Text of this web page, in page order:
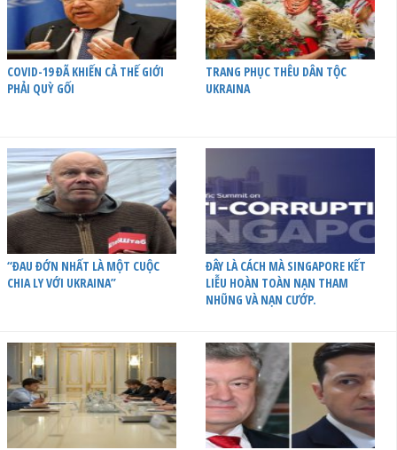
COVID-19 ĐÃ KHIẾN CẢ THẾ GIỚI
PHẢI QUỲ GỐI
TRANG PHỤC THÊU DÂN TỘC
UKRAINA
“ĐAU ĐỚN NHẤT LÀ MỘT CUỘC
CHIA LY VỚI UKRAINA”
ĐÂY LÀ CÁCH MÀ SINGAPORE KẾT
LIỄU HOÀN TOÀN NẠN THAM
NHŨNG VÀ NẠN CƯỚP.